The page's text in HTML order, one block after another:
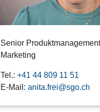
Senior
Marketing
Tel.: +41 44 809 11 51
E-Mail: anita.frei@sgo.ch